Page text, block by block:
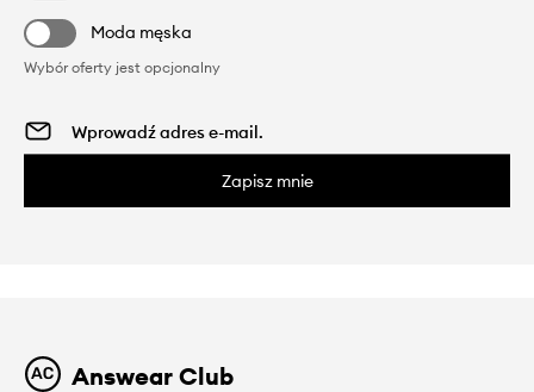
Moda męska
Wybór oferty jest opcjonalny
Zapisz mnie
Answear Club